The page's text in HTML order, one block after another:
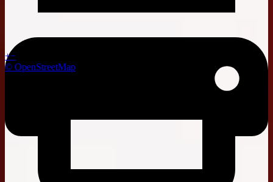
+−
© OpenStreetMap